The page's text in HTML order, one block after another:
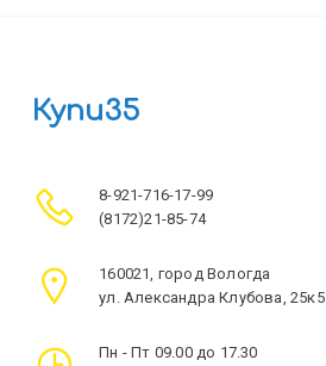
Купи35
8-921-716-17-99
(8172)21-85-74
160021, город Вологда
ул. Александра Клубова, 25к5
Пн - Пт 09.00 до 17.30